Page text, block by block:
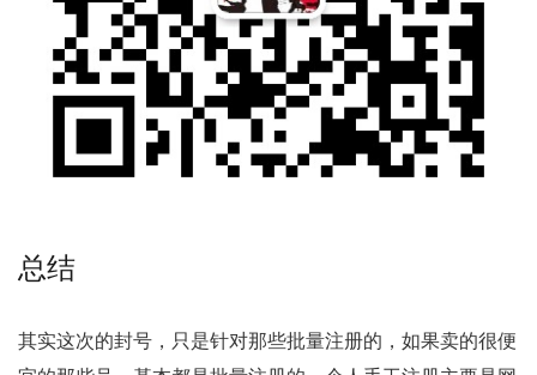
总结
其实这次的封号，只是针对那些批量注册的，如果卖的很便